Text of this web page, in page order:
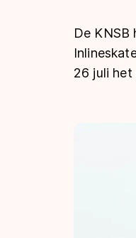
De
De KNSB
26 juli het